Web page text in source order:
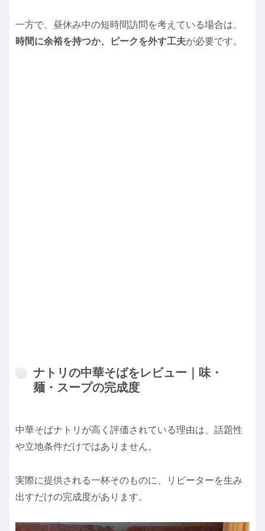
一方で、昼休み中の短時間訪問を考えている場合は、
時間に余裕を持つか、ピークを外す工夫が必要です。
ナトリの中華そばをレビュー｜味・
麺・スープの完成度
中華そばナトリが高く評価されている理由は、話題性
や立地条件だけではありません。
実際に提供される一杯そのものに、リピーターを生み
出すだけの完成度があります。